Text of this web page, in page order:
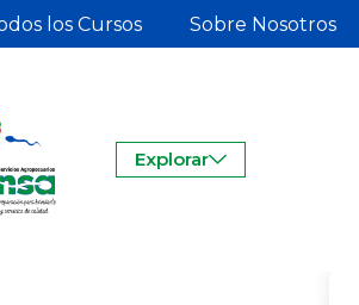
los Cursos Sobre Nosotros
Explorar